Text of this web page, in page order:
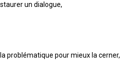
un dialogue,
problématique pour mieux la cerner,